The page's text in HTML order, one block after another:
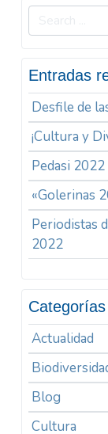
Entradas
Desfile de
¡Cultura y
Pedasi
«Golerinas
Periodistas
2022
Categorías
Actualidad
Blog
Cultura